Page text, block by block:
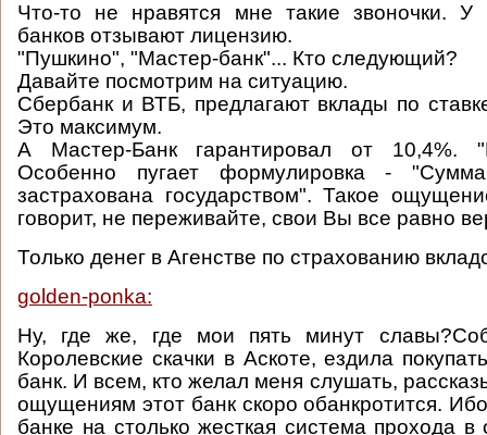
Что-то не нравятся мне такие звоночки. У
банков отзывают лицензию.
"Пушкино", "Мастер-банк"... Кто следующий?
Давайте посмотрим на ситуацию.
Сбербанк и ВТБ, предлагают вклады по
Это максимум.
А Мастер-Банк гарантировал от 10,4%.
Особенно пугает формулировка -
застрахована государством". Такое
говорит, не переживайте, свои Вы все равно
Только денег в Агенстве по страхованию
golden-ponka:
Ну, где же, где мои пять минут
Королевские скачки в Аскоте, ездила
банк. И всем, кто желал меня слушать,
ощущениям этот банк скоро обанкротится.
банке на столько жесткая система прохода